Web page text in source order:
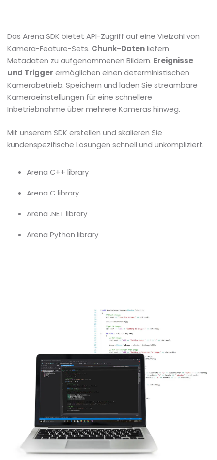
Das Arena SDK bietet API-Zugriff auf eine Vielzahl von
Kamera-Feature-Sets. Chunk-Datenliefern
Metadaten zu aufgenommenen Bildern. Ereignisse
und Trigger ermöglichen einen deterministischen
Kamerabetrieb. Speichern und laden Sie streambare
Kameraeinstellungen für eine schnellere
Inbetriebnahme über mehrere Kameras hinweg.
Mit unserem SDK erstellen und skalieren Sie
kundenspezifische Lösungen schnell und unkompliziert.
Arena C++ library
Arena C library
Arena .NET library
Arena Python library